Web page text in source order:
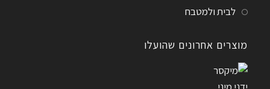
לבית ולמטבח
מוצרים אחרונים שהועלו